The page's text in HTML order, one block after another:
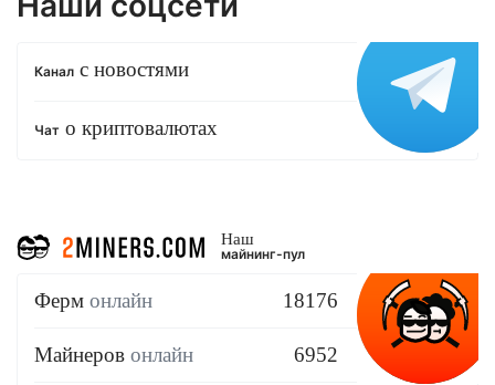
Канал с новостями
Чат о криптовалютах
Наш
майнинг-пул
Ферм онлайн 18176
Майнеров онлайн 6952